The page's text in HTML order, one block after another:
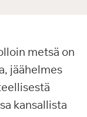
metsä on
jäähelmes
kansallista